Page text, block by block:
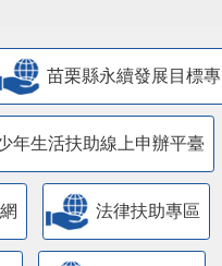
苗栗縣永續發展目標
年生活扶助線上申辦平臺
法律扶助專區